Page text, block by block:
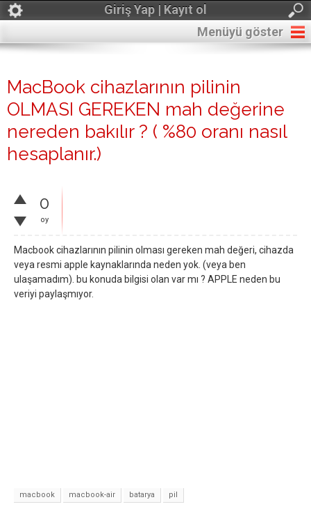
Giriş Yap | Kayıt ol
Menüyü göster
MacBook cihazlarının pilinin
OLMASI GEREKEN mah değerine
nereden bakılır ? ( %80 oranı nasıl
hesaplanır.)
0
oy
Macbook cihazlarının pilinin olması gereken mah değeri, cihazda
veya resmi apple kaynaklarında neden yok. (veya ben
ulaşamadım). bu konuda bilgisi olan var mı ? APPLE neden bu
veriyi paylaşmıyor.
macbook macbook-air batarya pil